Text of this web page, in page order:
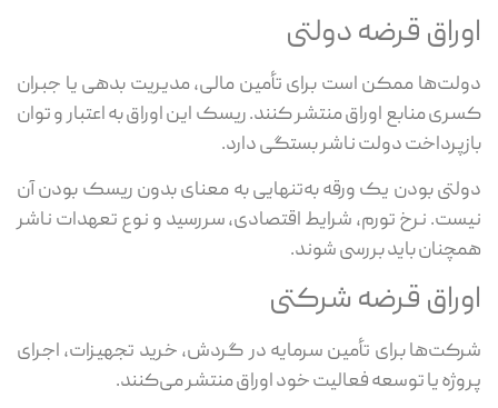
اوراق قرضه دولتی
دولت‌ها ممکن است برای تأمین مالی، مدیریت بدهی یا جبران
کسری منابع اوراق منتشر کنند. ریسک این اوراق به اعتبار و توان
بازپرداخت دولت ناشر بستگی دارد.
دولتی بودن یک ورقه به‌تنهایی به معنای بدون ریسک بودن آن
نیست. نرخ تورم، شرایط اقتصادی، سررسید و نوع تعهدات ناشر
همچنان باید بررسی شوند.
اوراق قرضه شرکتی
شرکت‌ها برای تأمین سرمایه در گردش، خرید تجهیزات، اجرای
پروژه یا توسعه فعالیت خود اوراق منتشر می‌کنند.